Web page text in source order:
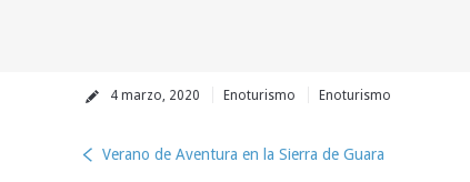
4 marzo, 2020 Enoturismo Enoturismo
Verano de Aventura en la Sierra de Guara